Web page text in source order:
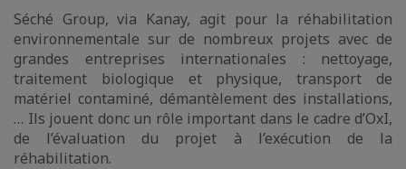
Séché Group, via Kanay, agit pour la réhabilitation
environnementale sur de nombreux projets avec de
grandes entreprises internationales : nettoyage,
traitement biologique et physique, transport de
matériel contaminé, démantèlement des installations,
… Ils jouent donc un rôle important dans le cadre d’OxI,
de l’évaluation du projet à l’exécution de la
réhabilitation.